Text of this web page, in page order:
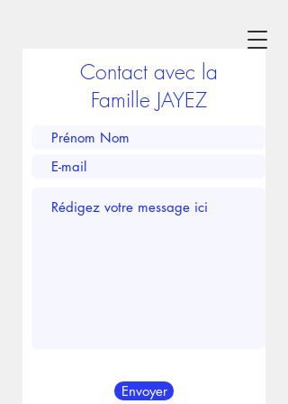
Contact avec la
Famille JAYEZ
Envoyer